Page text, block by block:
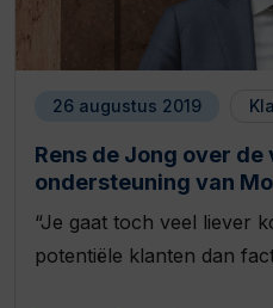
26 augustus 2019
Rens de Jong over
ondersteuning van
“Je gaat toch veel liever
potentiële klanten dan